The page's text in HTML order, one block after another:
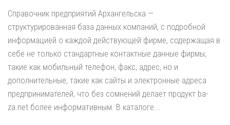
Справочник предприятий Архангельска —
структурированная база данных компаний, с подробной
информацией о каждой действующей фирме, содержащая в
себе не только стандартные контактные данные фирмы,
такие как мобильный телефон, факс, адрес, но и
дополнительные, такие как сайты и электронные адреса
предпринимателей, что без сомнений делает продукт ba-
za.net более информативным. В каталоге...